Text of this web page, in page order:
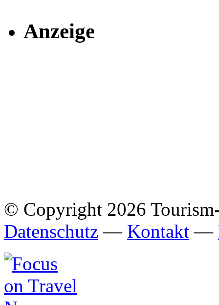
Anzeige
© Copyright 2026
Datenschutz — Kontakt —